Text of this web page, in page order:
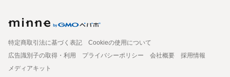
特定商取引法に基づく表記
Cookieの使用について
広告識別子の取得・利用
プライバシーポリシー 会社概要
採用情報
メディアキット